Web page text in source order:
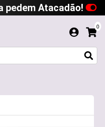
pedem Atacadão!
0